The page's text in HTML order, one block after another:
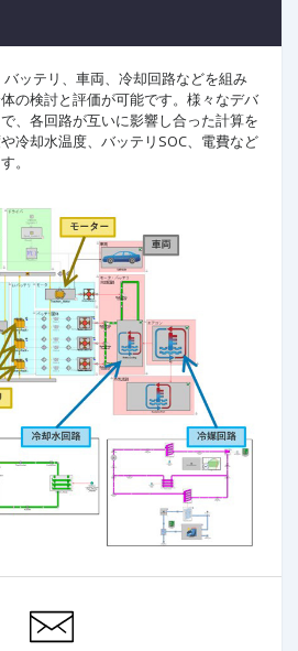
バッテリ、車両、冷却回路などを組み
の検討と評価が可能です。様々なデバ
、各回路が互いに影響し合った計算を
冷却水温度、バッテリSOC、電費など
。